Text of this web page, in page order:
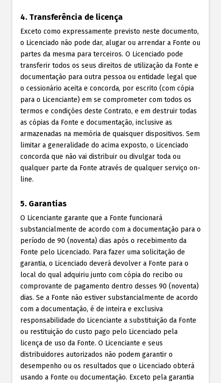
4. Transferência de licença
Exceto como expressamente previsto neste documento,
o Licenciado não pode dar, alugar ou arrendar a Fonte ou
partes da mesma para terceiros. O Licenciado pode
transferir todos os seus direitos de utilização da Fonte e
documentação para outra pessoa ou entidade legal que
o cessionário aceita e concorda, por escrito (com cópia
para o Licenciante) em se comprometer com todos os
termos e condições deste Contrato, e em destruir todas
as cópias da Fonte e documentação, inclusive as
armazenadas na memória de quaisquer dispositivos. Sem
limitar a generalidade do acima exposto, o Licenciado
concorda que não vai distribuir ou divulgar toda ou
qualquer parte da Fonte através de qualquer serviço on-
line.
5. Garantias
O Licenciante garante que a Fonte funcionará
substancialmente de acordo com a documentação para o
período de 90 (noventa) dias após o recebimento da
Fonte pelo Licenciado. Para fazer uma solicitação de
garantia, o Licenciado deverá devolver a Fonte para o
local do qual adquiriu junto com cópia do recibo ou
comprovante de pagamento dentro desses 90 (noventa)
dias. Se a Fonte não estiver substancialmente de acordo
com a documentação, é de inteira e exclusiva
responsabilidade do Licenciante a substituição da Fonte
ou restituição do custo pago pelo Licenciado pela
licença de uso da Fonte. O Licenciante e seus
distribuidores autorizados não podem garantir o
desempenho ou os resultados que o Licenciado obterá
usando a Fonte ou documentação. Exceto pela garantia